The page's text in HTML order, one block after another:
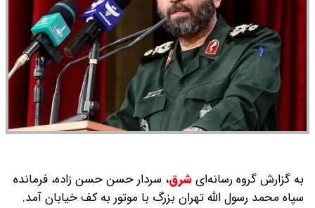
به گزارش گروه رسانه‌ایشرق، سردار حسن حسن زاده، فرمانده
سپاه محمد رسول الله تهران بزرگ با موتور به کف خیابان آمد.